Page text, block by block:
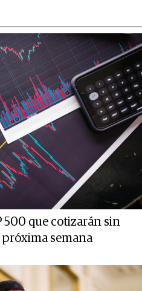
500 que cotizarán sin
semana